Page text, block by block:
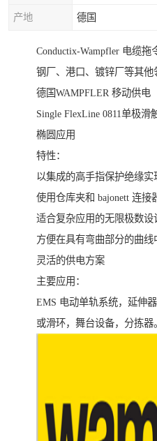
产地 德国
Conductix-Wampfler 电缆
钢厂、港口、镀锌厂等其他
德国WAMPFLER 移动供电
Single FlexLine 0811单极
椭圆应用
特性：
以集成的高手指保护绝缘实
使用仓库夹和 bajonett 连接
适合复杂应用的无限极数设
方便在具有弯曲部分的曲线
灵活的供电方案
主要应用：
EMS 电动单轨系统，延伸
或滑环，舞台设备，分拣器